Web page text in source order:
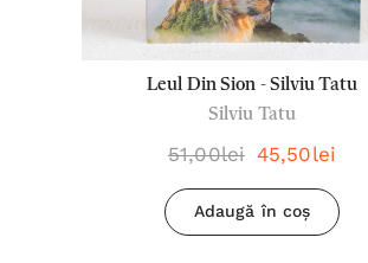
Leul Din Sion - Silviu Tatu
Silviu Tatu
51,00lei 45,50lei
Adaugă în coș